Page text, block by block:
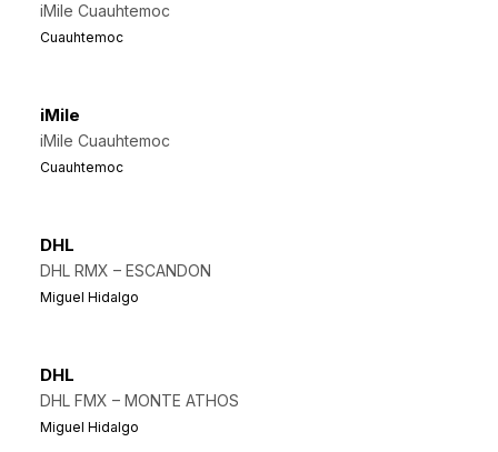
iMile Cuauhtemoc
Cuauhtemoc
iMile
iMile Cuauhtemoc
Cuauhtemoc
DHL
DHL RMX – ESCANDON
Miguel Hidalgo
DHL
DHL FMX – MONTE ATHOS
Miguel Hidalgo